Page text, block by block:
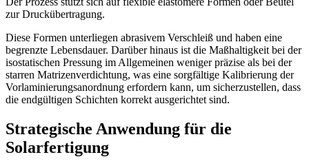
zur Druckübertragung.
Diese Formen unterliegen abrasivem Verschleiß und haben eine
begrenzte Lebensdauer. Darüber hinaus ist die Maßhaltigkeit bei der
isostatischen Pressung im Allgemeinen weniger präzise als bei der
starren Matrizenverdichtung, was eine sorgfältige Kalibrierung der
Vorlaminierungsanordnung erfordern kann, um sicherzustellen, dass
die endgültigen Schichten korrekt ausgerichtet sind.
Strategische Anwendung für die
Solarfertigung